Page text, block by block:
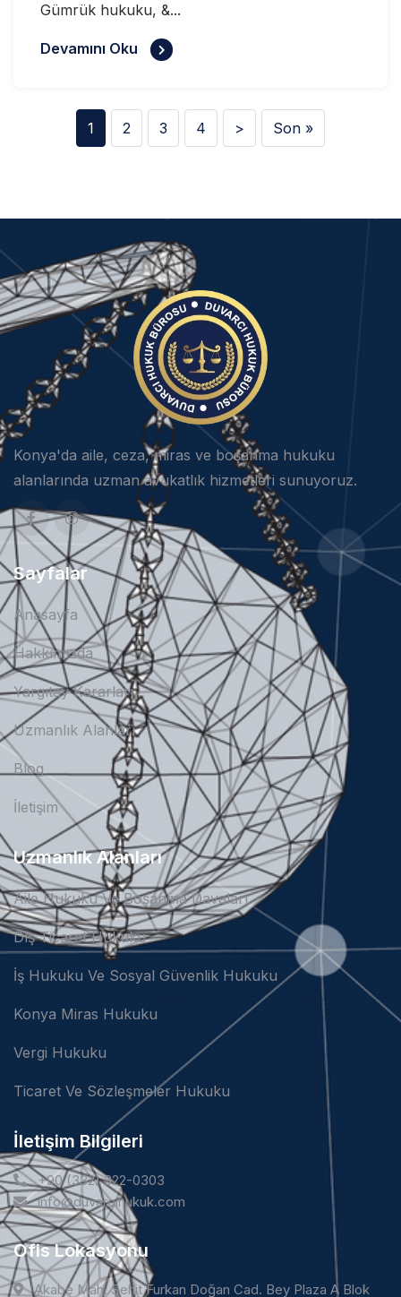
Gümrük hukuku, &...
Devamını Oku
1 2 3 4 > Son »
Konya'da aile, ceza, miras ve boşanma hukuku
alanlarında uzman avukatlık hizmetleri sunuyoruz.
Sayfalar
Anasayfa
Hakkımızda
Yargıtay Kararları
Uzmanlık Alanları
Blog
İletişim
Uzmanlık Alanları
Aile Hukuku Ve Boşanma Davaları
Dış Ticaret Hukuku
İş Hukuku Ve Sosyal Güvenlik Hukuku
Konya Miras Hukuku
Vergi Hukuku
Ticaret Ve Sözleşmeler Hukuku
İletişim Bilgileri
+90 (332) 322-0303
info@duvarcihukuk.com
Ofis Lokasyonu
Akabe Mah. Şehit Furkan Doğan Cad. Bey Plaza A Blok